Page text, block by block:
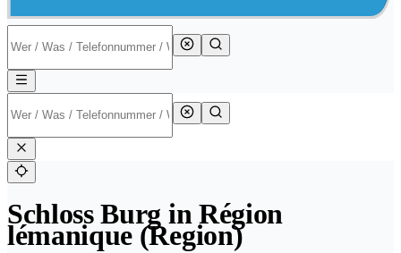
Schloss Burg in Région
lémanique (Region)